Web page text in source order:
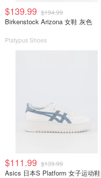
$139.99 $194.99
Birkenstock Arizona 女鞋 灰色
Platypus Shoes
$111.99 $139.99
Asics 日本S Platform 女子运动鞋